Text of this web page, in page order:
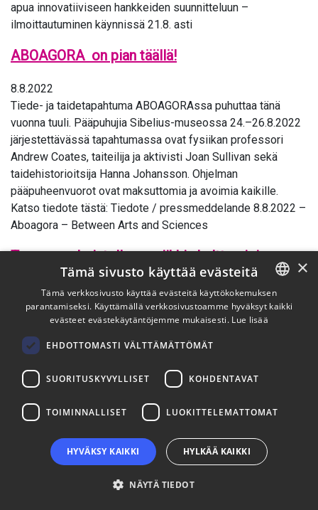
apua innovatiiviseen hankkeiden suunnitteluun –
ilmoittautuminen käynnissä 21.8. asti
ABOAGORA on pian täällä!
8.8.2022
Tiede- ja taidetapahtuma ABOAGORAssa puhuttaa tänä
vuonna tuuli. Pääpuhujia Sibelius-museossa 24.–26.8.2022
järjestettävässä tapahtumassa ovat fysiikan professori
Andrew Coates, taiteilija ja aktivisti Joan Sullivan sekä
taidehistorioitsija Hanna Johansson. Ohjelman
pääpuheenvuorot ovat maksuttomia ja avoimia kaikille.
Katso tiedote tästä: Tiedote / pressmeddelande 8.8.2022 –
Aboagora – Between Arts and Sciences
Turussa valmistellaan uniikkia kulttuuri- ja
elämysteollisuuden yritysten kasvuohjelmaa
23.6.2022
Kulttuurikampus Turku, kulttuurin kärkihanke, useat
infrahankkeet kuten Musiikkitalo ja Historian ja
viestittävät Turun satsauksista ja uskosta kulttuuri- ja
panostaa lisää myös kulttuuri- ja elämysteollisuuden
yhdessä Kulttuurikampus Turku -toimijoiden kanssa on
luomassa uudenlaista yritys- ja innovaatiopalvelua, joka …
ENGLISH
×
Tämä sivusto käyttää evästeitä
Tämä verkkosivusto käyttää evästeitä käyttökokemuksen
parantamiseksi. Käyttämällä verkkosivustoamme hyväksyt kaikki
evästeet evästekäytäntöjemme mukaisesti. Lue lisää
EHDOTTOMASTI VÄLTTÄMÄTTÖMÄT
SUORITUSKYVYLLISET KOHDENTAVAT
TOIMINNALLISET LUOKITTELEMATTOMAT
HYVÄKSY KAIKKI HYLKÄÄ KAIKKI
NÄYTÄ TIEDOT